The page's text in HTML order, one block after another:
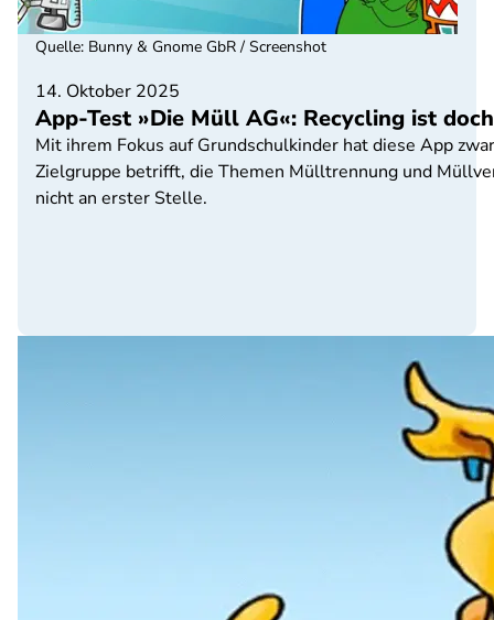
14. Oktober 2025
App-Test »Die Müll AG«: Recycling ist
Mit ihrem Fokus auf Grundschulkinder hat diese App
Zielgruppe betrifft, die Themen Mülltrennung und
nicht an erster Stelle.
Quelle: Bunny & Gnome GbR / Screenshot